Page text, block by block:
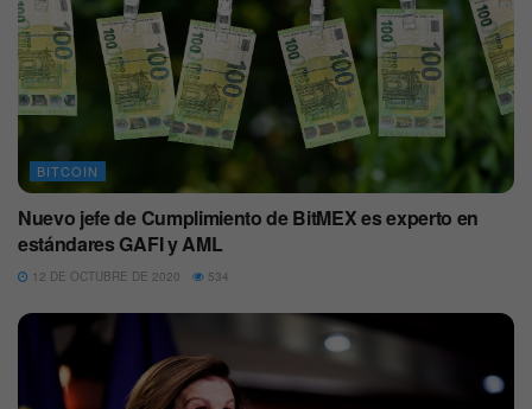
BITCOIN
Nuevo jefe de Cumplimiento de BitMEX es experto en
estándares GAFI y AML
12 DE OCTUBRE DE 2020 534